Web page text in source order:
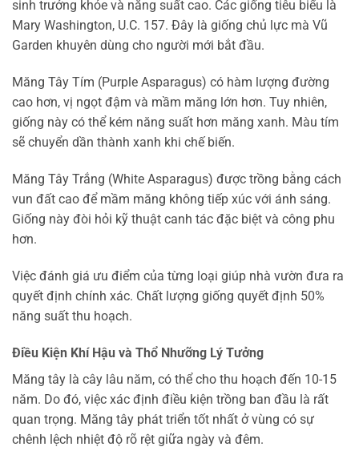
sinh trưởng khỏe và năng suất cao. Các giống tiêu biểu là
Mary Washington, U.C. 157. Đây là giống chủ lực mà Vũ
Garden khuyên dùng cho người mới bắt đầu.
Măng Tây Tím (Purple Asparagus) có hàm lượng đường
cao hơn, vị ngọt đậm và mầm măng lớn hơn. Tuy nhiên,
giống này có thể kém năng suất hơn măng xanh. Màu tím
sẽ chuyển dần thành xanh khi chế biến.
Măng Tây Trắng (White Asparagus) được trồng bằng cách
vun đất cao để mầm măng không tiếp xúc với ánh sáng.
Giống này đòi hỏi kỹ thuật canh tác đặc biệt và công phu
hơn.
Việc đánh giá ưu điểm của từng loại giúp nhà vườn đưa ra
quyết định chính xác. Chất lượng giống quyết định 50%
năng suất thu hoạch.
Điều Kiện Khí Hậu và Thổ Nhưỡng Lý Tưởng
Măng tây là cây lâu năm, có thể cho thu hoạch đến 10-15
năm. Do đó, việc xác định điều kiện trồng ban đầu là rất
quan trọng. Măng tây phát triển tốt nhất ở vùng có sự
chênh lệch nhiệt độ rõ rệt giữa ngày và đêm.